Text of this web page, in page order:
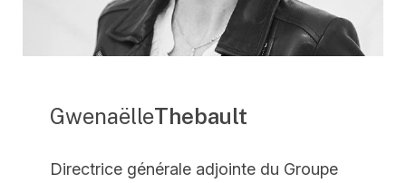
GwenaëlleThebault
Directrice générale adjointe du Groupe